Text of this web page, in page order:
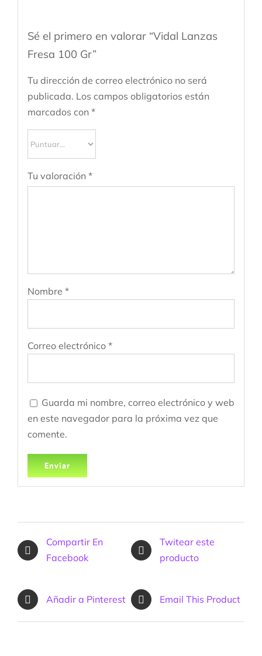
Sé el primero en valorar “Vidal Lanzas
Fresa 100 Gr”
Tu dirección de correo electrónico no será
publicada. Los campos obligatorios están
marcados con *
Tu valoración *
Nombre *
Correo electrónico *
Guarda mi nombre, correo electrónico y web
en este navegador para la próxima vez que
comente.
Compartir En
Facebook
Twitear este
producto
Añadir a Pinterest Email This Product